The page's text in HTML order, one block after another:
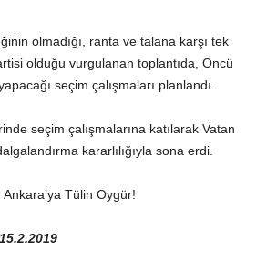
olmadığı, ranta ve talana karşı tek
olduğu vurgulanan toplantıda, Öncü
seçim çalışmaları planlandı.
seçim çalışmalarına katılarak Vatan
kararlılığıyla sona erdi.
Tülin Oygür!